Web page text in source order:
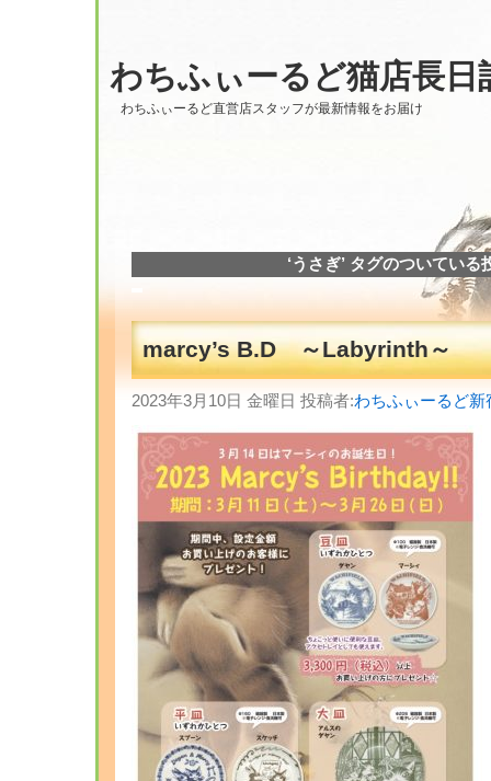
わちふぃーるど猫店長日
わちふぃーるど直営店スタッフが最新情報をお届け
‘うさぎ’ タグのついている
marcy’s B.D ～Labyrinth～
2023年3月10日 金曜日 投稿者:わちふぃーるど